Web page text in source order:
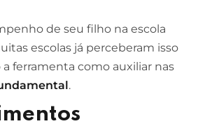
de seu filho na escola
escolas já perceberam isso
ferramenta como auxiliar nas
.